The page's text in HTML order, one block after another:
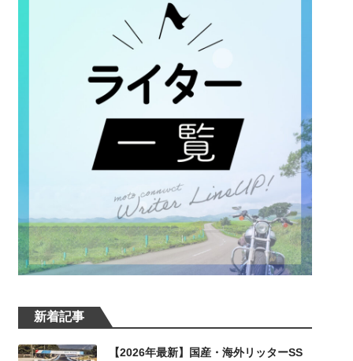
新着記事
【2026年最新】国産・海外リッターSS